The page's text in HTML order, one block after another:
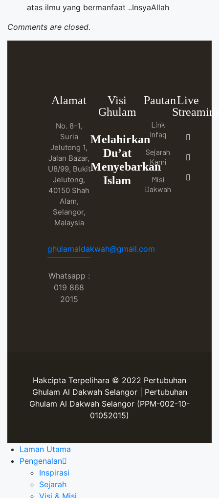
atas ilmu yang bermanfaat ..InsyaAllah
Comments are closed.
Alamat
No. 8-1,
Suria
Jelutong 1,
Jalan Bazar,
U8/99, Bukit
Jelutong,
40150 Shah
Alam,
Selangor,
Malaysia
ghulamaldakwah@gmail.com
Whatsapp :
019 868
2015
Visi
Ghulam
Melahirkan
Du’at
Menyebarkan
Islam
Pautan
Link
Infaq
Sejarah
Kami
Misi
Dakwah
Live
Hakcipta Terpelihara © 2022 Pertubuhan
Ghulam Al Dakwah Selangor | Pertubuhan
Ghulam Al Dakwah Selangor (PPM-002-10-
01052015)
Laman Utama
Pengenalan
Inspirasi
Sejarah
Visi & Misi